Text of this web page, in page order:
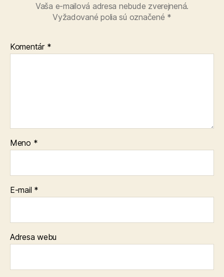
Vaša e-mailová adresa nebude zverejnená.
Vyžadované polia sú označené *
Komentár *
Meno *
E-mail *
Adresa webu